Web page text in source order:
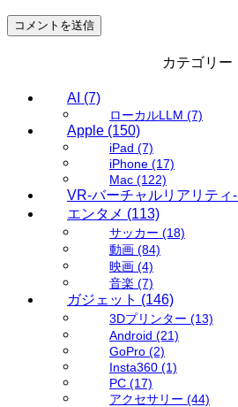
カテゴリー
AI (7)
ローカルLLM (7)
Apple (150)
iPad (7)
iPhone (17)
Mac (122)
VR-バーチャルリアリティ-
エンタメ (113)
サッカー (18)
動画 (84)
映画 (4)
音楽 (7)
ガジェット (146)
3Dプリンター (13)
Android (21)
GoPro (2)
Insta360 (1)
PC (17)
アクセサリー (44)